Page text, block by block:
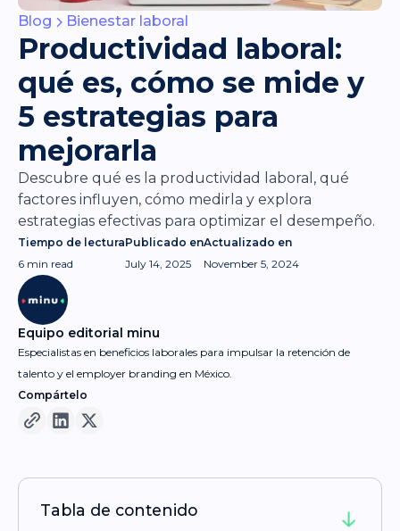
Blog Bienestar laboral
Productividad laboral:
qué es, cómo se mide y
5 estrategias para
mejorarla
Descubre qué es la productividad laboral, qué
factores influyen, cómo medirla y explora
estrategias efectivas para optimizar el desempeño.
Tiempo de lectura
6 min read
Publicado en
July 14, 2025
Actualizado en
November 5, 2024
Equipo editorial minu
Especialistas en beneficios laborales para impulsar la retención de
talento y el employer branding en México.
Compártelo
Tabla de contenido